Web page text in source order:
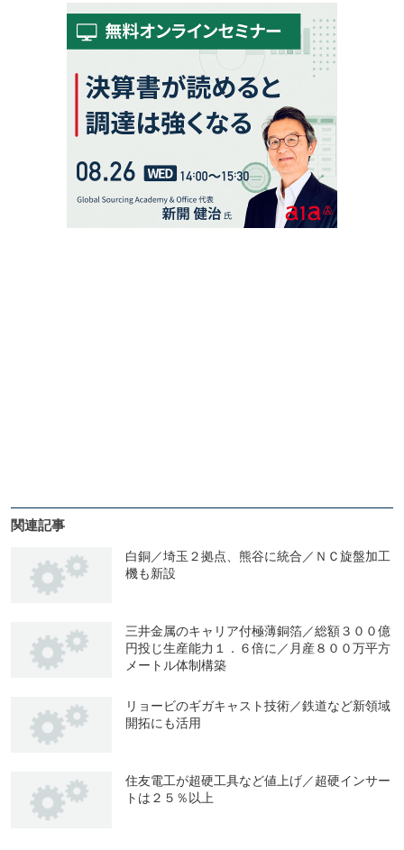
関連記事
白銅／埼玉２拠点、熊谷に統合／ＮＣ旋盤加工
機も新設
三井金属のキャリア付極薄銅箔／総額３００億
円投じ生産能力１．６倍に／月産８００万平方
メートル体制構築
リョービのギガキャスト技術／鉄道など新領域
開拓にも活用
住友電工が超硬工具など値上げ／超硬インサー
トは２５％以上